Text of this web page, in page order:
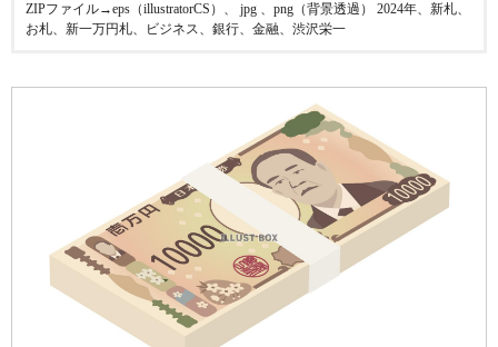
ZIPファイル→eps（illustratorCS）、 jpg 、png（背景透過） 2024年、新札、
お札、新一万円札、ビジネス、銀行、金融、渋沢栄一